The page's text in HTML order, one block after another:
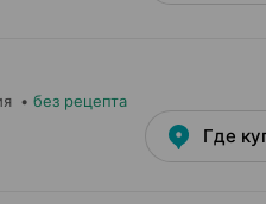
• без рецепта
Где